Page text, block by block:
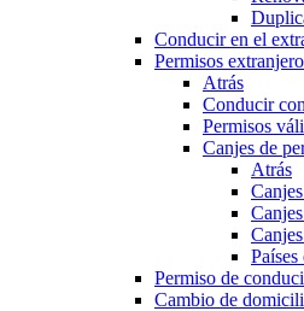
Conducir en el
Permisos
Atrás
Conducir
Permisos
Canjes de
Atrás
Permiso de
Cambio de